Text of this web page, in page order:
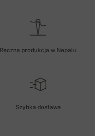
Ręczna produkcja w Nepalu
Szybka dostawa